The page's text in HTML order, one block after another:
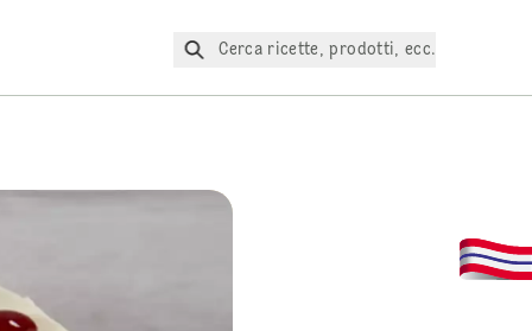
Cerca ricette, prodotti, ecc.